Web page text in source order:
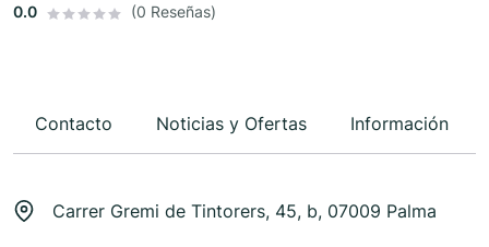
0.0
(0 Reseñas)
Contacto Noticias y Ofertas Información
Carrer Gremi de Tintorers, 45, b, 07009 Palma